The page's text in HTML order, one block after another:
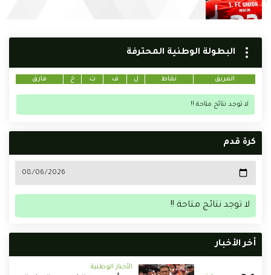
البطولة الوطنية المحترفة
الفريق نقاط ل ف ت خ فارق
لا توجد نتائج متاحة !!
كرة قدم
لا توجد نتائج متاحة !!
أخر الأخبار
الأخبار الوطنية